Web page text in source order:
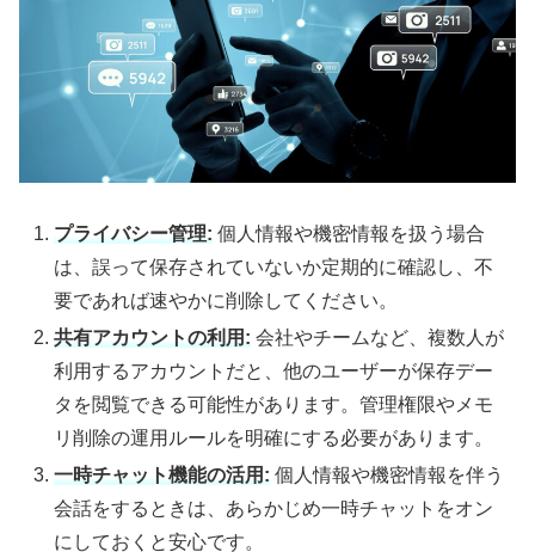
プライバシー管理: 個人情報や機密情報を扱う場合
は、誤って保存されていないか定期的に確認し、不
要であれば速やかに削除してください。
共有アカウントの利用: 会社やチームなど、複数人が
利用するアカウントだと、他のユーザーが保存デー
タを閲覧できる可能性があります。管理権限やメモ
リ削除の運用ルールを明確にする必要があります。
一時チャット機能の活用: 個人情報や機密情報を伴う
会話をするときは、あらかじめ一時チャットをオン
にしておくと安心です。